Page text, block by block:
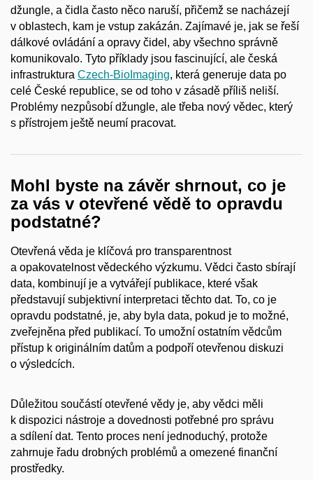
džungle, a čidla často něco naruší, přičemž se nacházejí
v oblastech, kam je vstup zakázán. Zajímavé je, jak se řeší
dálkové ovládání a opravy čidel, aby všechno správně
komunikovalo. Tyto příklady jsou fascinující, ale česká
infrastruktura Czech-BioImaging, která generuje data po
celé České republice, se od toho v zásadě příliš neliší.
Problémy nezpůsobí džungle, ale třeba nový vědec, který
s přístrojem ještě neumí pracovat.
Mohl byste na závěr shrnout, co je
za vás v otevřené vědě to opravdu
podstatné?
Otevřená věda je klíčová pro transparentnost
a opakovatelnost vědeckého výzkumu. Vědci často sbírají
data, kombinují je a vytvářejí publikace, které však
představují subjektivní interpretaci těchto dat. To, co je
opravdu podstatné, je, aby byla data, pokud je to možné,
zveřejněna před publikací. To umožní ostatním vědcům
přístup k originálním datům a podpoří otevřenou diskuzi
o výsledcích.
Důležitou součástí otevřené vědy je, aby vědci měli
k dispozici nástroje a dovednosti potřebné pro správu
a sdílení dat. Tento proces není jednoduchý, protože
zahrnuje řadu drobných problémů a omezené finanční
prostředky.